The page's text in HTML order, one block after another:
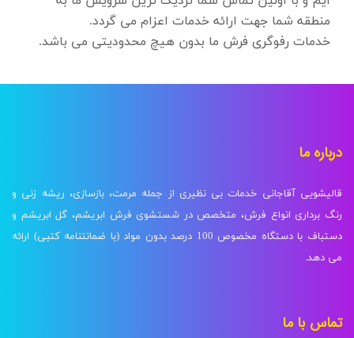
منطقه شما جهت ارائه خدمات اعزام می گردد.
خدمات رفوگری فرش ما بدون هیچ محدودیتی می باشد.
درباره ما
قالیشویی آقاجانی خدمات بی نظیری از جمله مرمت، بازسازی، ریشه زنی و
رنگ برداری انواع فرش، متخصص در شستشوی فرش ابریشم، گل ابریشم و
دستباف با دستگاه مخصوص 100 درصد بدون مواد (با ضمانتنامه کتبی) ارائه
می دهد.
تماس با ما